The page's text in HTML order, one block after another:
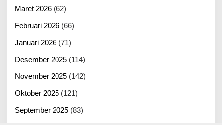
Maret 2026 (62)
Februari 2026 (66)
Januari 2026 (71)
Desember 2025 (114)
November 2025 (142)
Oktober 2025 (121)
September 2025 (83)